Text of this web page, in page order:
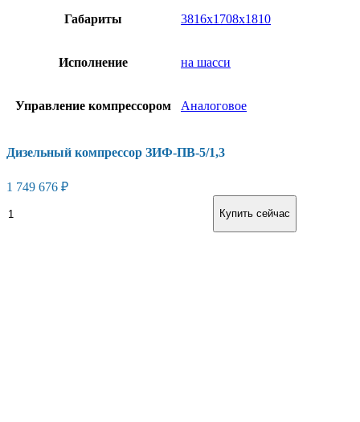
Габариты 3816x1708x1810
Исполнение на шасси
Управление компрессором Аналоговое
Дизельный компрессор ЗИФ-ПВ-5/1,3
1 749 676 ₽
Дизельный
Купить сейчас